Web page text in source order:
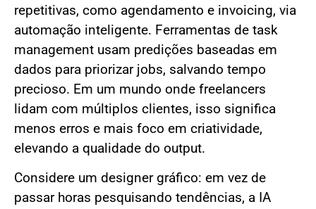
repetitivas, como agendamento e invoicing, via
automação inteligente. Ferramentas de task
management usam predições baseadas em
dados para priorizar jobs, salvando tempo
precioso. Em um mundo onde freelancers
lidam com múltiplos clientes, isso significa
menos erros e mais foco em criatividade,
elevando a qualidade do output.
Considere um designer gráfico: em vez de
passar horas pesquisando tendências, a IA